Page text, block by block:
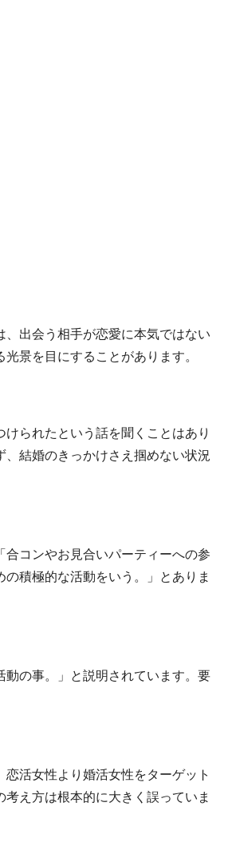
出会う相手が恋愛に本気ではない
景を目にすることがあります。
られたという話を聞くことはあり
結婚のきっかけさえ掴めない状況
コンやお見合いパーティーへの参
積極的な活動をいう。」とありま
の事。」と説明されています。要
活女性より婚活女性をターゲット
え方は根本的に大きく誤っていま